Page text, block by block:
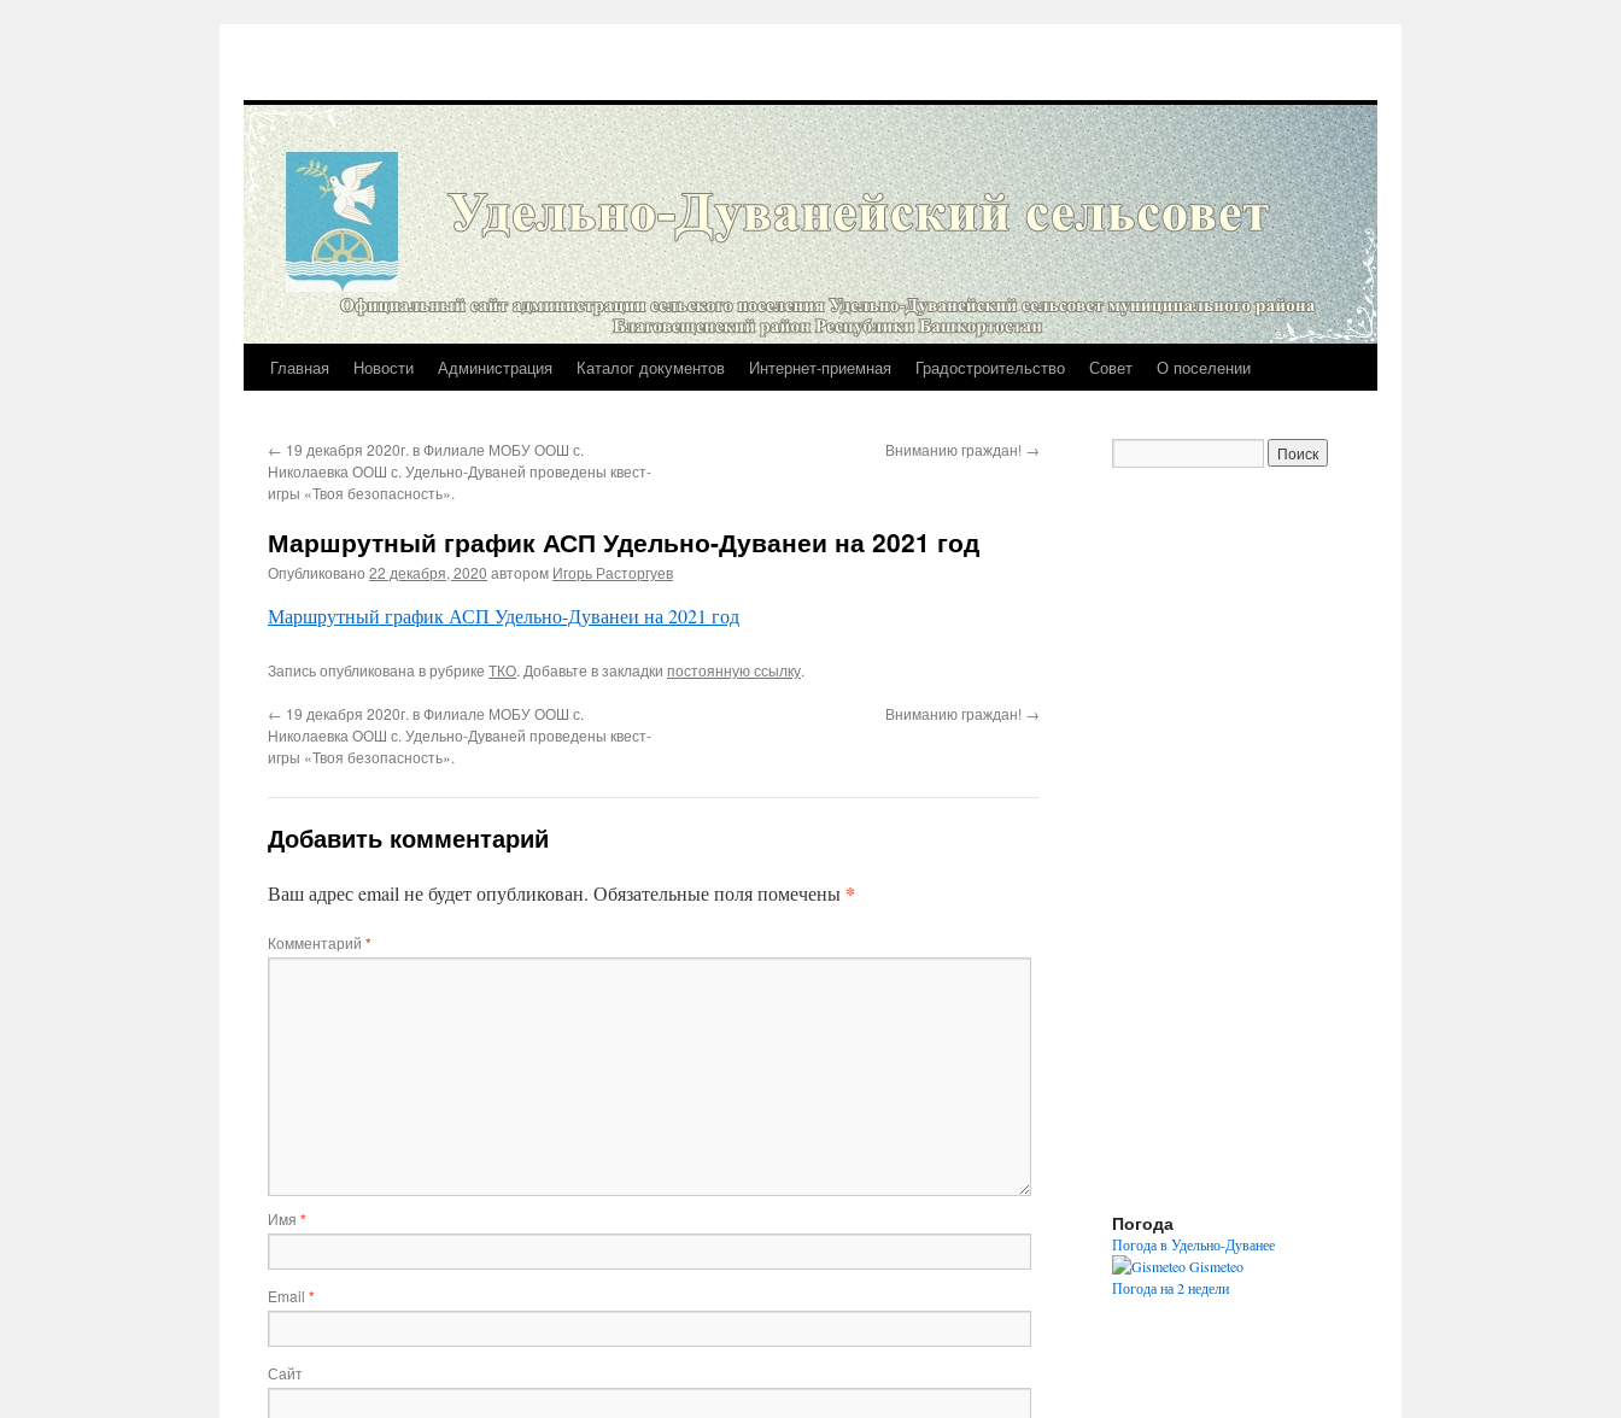
Перейти
содержимому
Главная Новости Администрация Каталог документов Интернет-приемная Градостроительство Совет О поселении
← 19 декабря 2020г. в Филиале МОБУ ООШ с.
Николаевка ООШ с. Удельно-Дуваней проведены квест-
игры «Твоя безопасность».
Вниманию граждан! →
Маршрутный график АСП Удельно-Дуванеи на 2021 год
Опубликовано 22 декабря, 2020 автором Игорь Расторгуев
Маршрутный график АСП Удельно-Дуванеи на 2021 год
Запись опубликована в рубрике ТКО. Добавьте в закладки постоянную ссылку.
← 19 декабря 2020г. в Филиале МОБУ ООШ с.
Николаевка ООШ с. Удельно-Дуваней проведены квест-
игры «Твоя безопасность».
Вниманию граждан! →
Добавить комментарий
Ваш адрес email не будет опубликован. Обязательные поля помечены *
Комментарий *
Имя *
Email *
Сайт
Погода
Погода в Удельно-Дуванее
Gismeteo
Погода на 2 недели